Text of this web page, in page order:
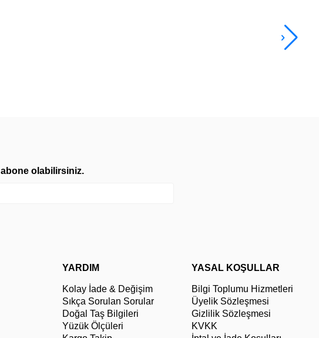
abone olabilirsiniz.
YARDIM
Kolay İade & Değişim
Sıkça Sorulan Sorular
Doğal Taş Bilgileri
Yüzük Ölçüleri
YASAL KOŞULLAR
Bilgi Toplumu Hizmetleri
Üyelik Sözleşmesi
Gizlilik Sözleşmesi
KVKK